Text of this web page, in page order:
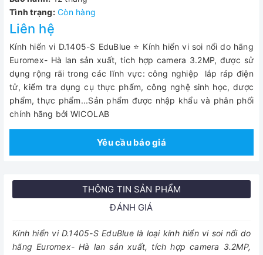
Tình trạng: Còn hàng
Liên hệ
Kính hiển vi D.1405-S EduBlue ⭐ Kính hiển vi soi nổi do hãng
Euromex- Hà lan sản xuất, tích hợp camera 3.2MP, được sử
dụng rộng rãi trong các lĩnh vực: công nghiệp lắp ráp điện
tử, kiểm tra dụng cụ thực phẩm, công nghệ sinh học, dược
phẩm, thực phẩm...Sản phẩm được nhập khẩu và phân phối
chính hãng bởi WICOLAB
Yêu cầu báo giá
THÔNG TIN SẢN PHẨM
ĐÁNH GIÁ
Kính hiển vi D.1405-S EduBlue là loại kính hiển vi soi nổi do
hãng Euromex- Hà lan sản xuất, tích hợp camera 3.2MP,